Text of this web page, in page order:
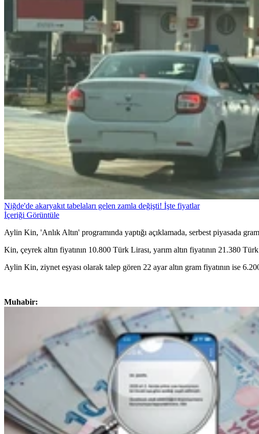
Niğde'de akaryakıt tabelaları gelen zamla değişti! İşte fiyatlar
İçeriği Görüntüle
Aylin Kin, 'Anlık Altın' programında yaptığı açıklamada, serbest piyasada
Kin, çeyrek altın fiyatının 10.800 Türk Lirası, yarım altın fiyatının 21.380
Aylin Kin, ziynet eşyası olarak talep gören 22 ayar altın gram fiyatının ise
Muhabir: